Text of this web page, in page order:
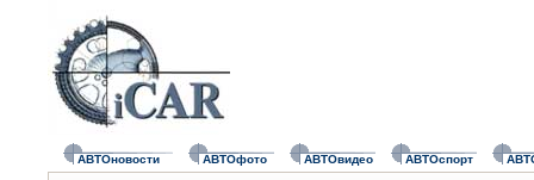
АВТОновости АВТОфото АВТОвидео АВТОспорт